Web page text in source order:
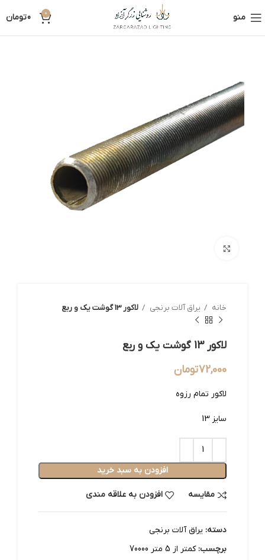
منو 0
0تومان
خانه یراق آلات برنجی لاکور 13 گوشت یک و ربع
لاکور 13 گوشت یک و ربع
72,000تومان
لاکور تمام رزوه
سایز 13
افزودن به سبد خرید
مقایسه افزودن به علاقه مندی
دسته: یراق آلات برنجی
برچسب: کمتر از 5 متر 70000